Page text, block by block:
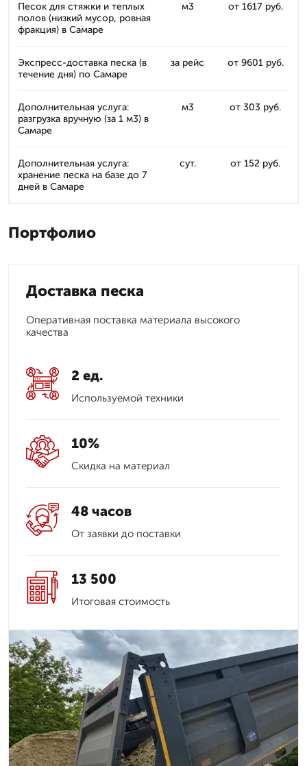
Песок для стяжки и теплых
полов (низкий мусор, ровная
фракция) в Самаре
м3 от 1617 руб.
Экспресс-доставка песка (в
течение дня) по Самаре
за рейс от 9601 руб.
Дополнительная услуга:
разгрузка вручную (за 1 м3) в
Самаре
м3 от 303 руб.
Дополнительная услуга:
хранение песка на базе до 7
дней в Самаре
сут. от 152 руб.
Портфолио
Доставка песка
Оперативная поставка материала высокого
качества
2 ед.
Используемой техники
10%
Скидка на материал
48 часов
От заявки до поставки
13 500
Итоговая стоимость